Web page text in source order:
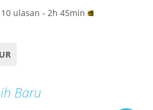
10 ulasan - 2h 45min
Baru